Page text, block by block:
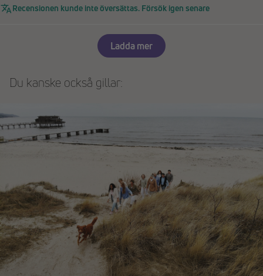
Recensionen kunde inte översättas. Försök igen senare
Ladda mer
Du kanske också gillar: